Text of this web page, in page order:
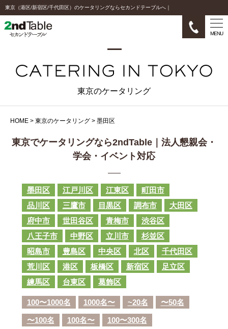
東京（港区/新宿区/千代田区）のケータリングならセカンドテーブルへ｜
MENU
東京のケータリング
HOME > 東京のケータリング > 墨田区
東京でケータリングなら2ndTable｜法人懇親会・
学会・イベント対応
墨田区 江戸川区 江東区
町田市
品川区
三鷹市 目黒区 調布市
大田区
府中市
世田谷区 青梅市
渋谷区
八王子市
中野区 立川市
杉並区
昭島市
豊島区 中央区 北区
千代田区
荒川区
港区 板橋区 新宿区
足立区
練馬区
台東区 葛飾区
100〜1000名 1000名〜 ~20名 〜50名
〜100名 100名〜 100〜300名